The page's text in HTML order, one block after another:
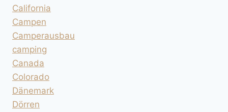
California
Campen
Camperausbau
camping
Canada
Colorado
Dänemark
Dörren